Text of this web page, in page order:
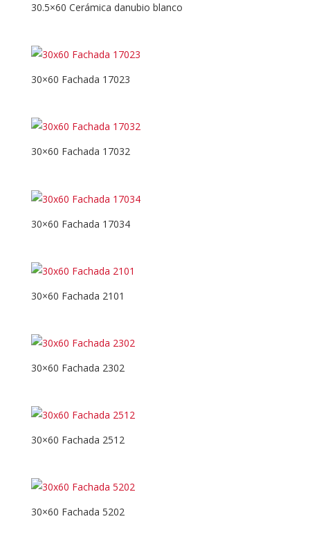
30.5×60 Cerámica danubio blanco
30×60 Fachada 17023
30×60 Fachada 17032
30×60 Fachada 17034
30×60 Fachada 2101
30×60 Fachada 2302
30×60 Fachada 2512
30×60 Fachada 5202